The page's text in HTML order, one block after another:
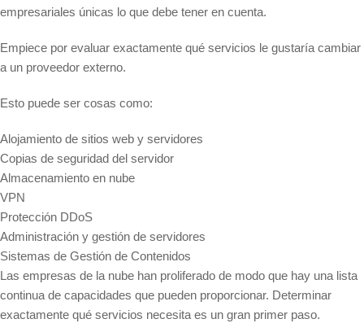
empresariales únicas lo que debe tener en cuenta.
Empiece por evaluar exactamente qué servicios le gustaría cambiar
a un proveedor externo.
Esto puede ser cosas como:
Alojamiento de sitios web y servidores
Copias de seguridad del servidor
Almacenamiento en nube
VPN
Protección DDoS
Administración y gestión de servidores
Sistemas de Gestión de Contenidos
Las empresas de la nube han proliferado de modo que hay una lista
continua de capacidades que pueden proporcionar. Determinar
exactamente qué servicios necesita es un gran primer paso.